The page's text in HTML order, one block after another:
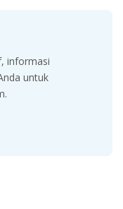
informasi
untuk